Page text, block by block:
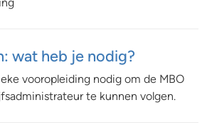
wat heb je nodig?
vooropleiding nodig om de MBO
te kunnen volgen.